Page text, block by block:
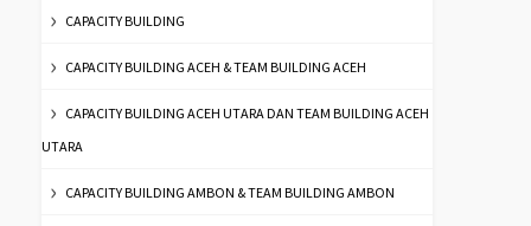
CAPACITY BUILDING
CAPACITY BUILDING ACEH & TEAM BUILDING ACEH
CAPACITY BUILDING ACEH UTARA DAN TEAM BUILDING ACEH
UTARA
CAPACITY BUILDING AMBON & TEAM BUILDING AMBON